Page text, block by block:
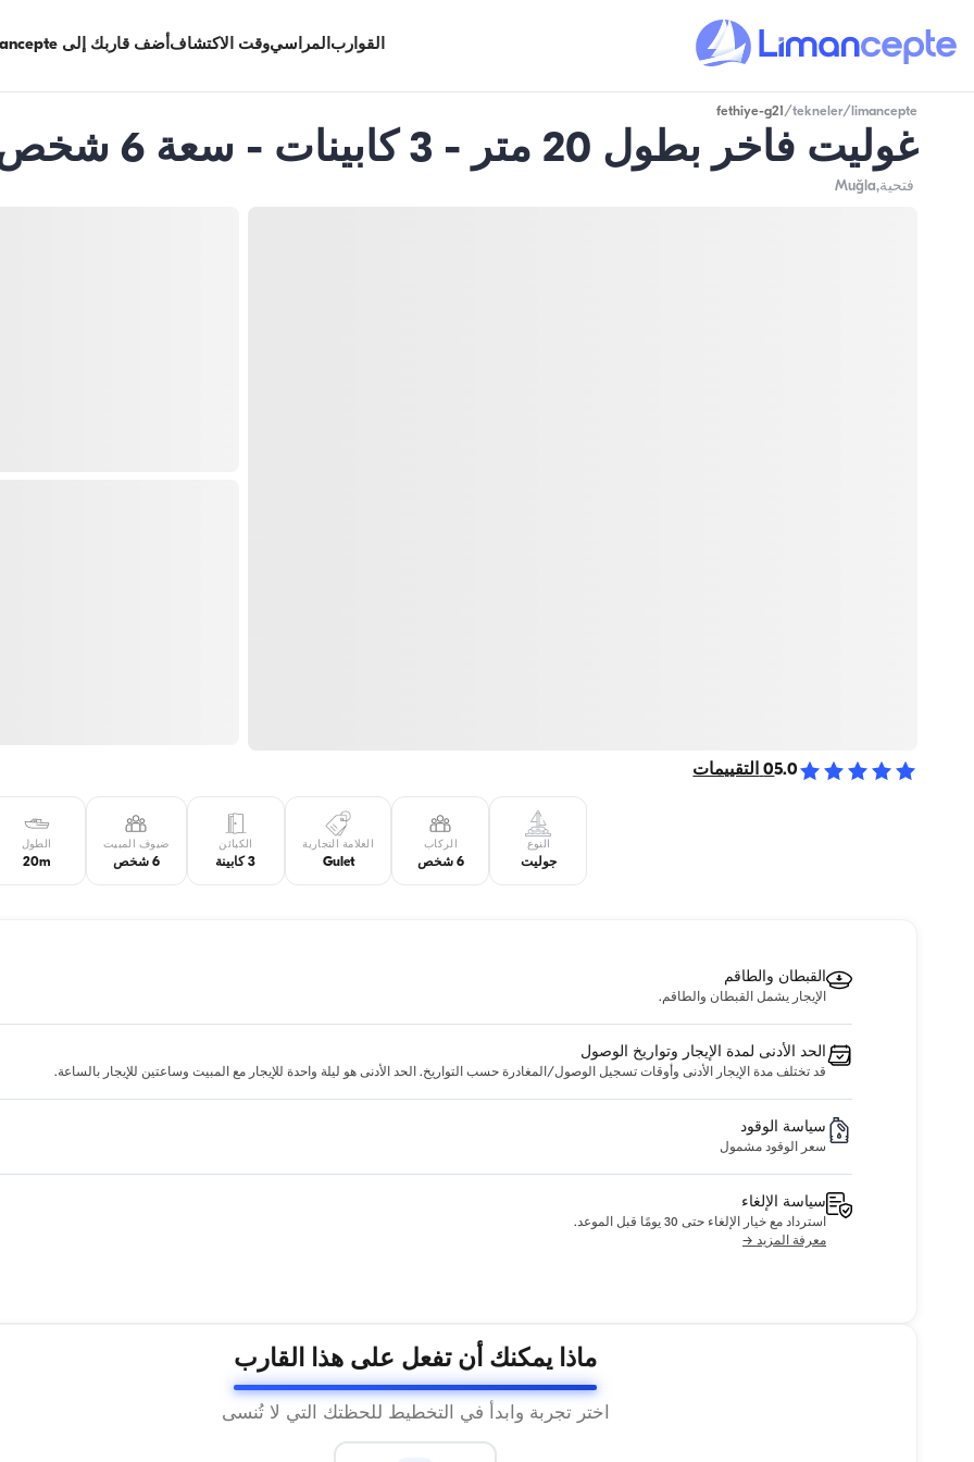
القواربالمراسيوقت الاكتشافأضف قاربك إلى Limancepte
limancepte
/
tekneler
/
fethiye-g21
غوليت فاخر بطول 20 متر - 3 كابينات - سعة 6 شخص - في فتحية
فتحية,Muğla
5.0
0 التقييمات
النوع
جوليت
الركاب
6 شخص
العلامة التجارية
Gulet
الكبائن
3 كابينة
ضيوف المبيت
6 شخص
الطول
20m
القبطان والطاقم
الإيجار يشمل القبطان والطاقم.
الحد الأدنى لمدة الإيجار وتواريخ الوصول
قد تختلف مدة الإيجار الأدنى وأوقات تسجيل الوصول/المغادرة حسب التواريخ. الحد الأدنى هو ليلة واحدة للإيجار مع المبيت وساعتين للإيجار بالساعة.
سياسة الوقود
سعر الوقود مشمول
سياسة الإلغاء
استرداد مع خيار الإلغاء حتى 30 يومًا قبل الموعد.
معرفة المزيد →
ماذا يمكنك أن تفعل على هذا القارب
اختر تجربة وابدأ في التخطيط للحظتك التي لا تُنسى